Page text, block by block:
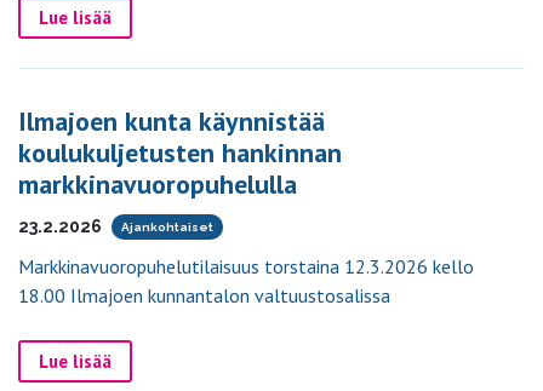
Lue lisää
Ilmajoen kunta käynnistää
koulukuljetusten hankinnan
markkinavuoropuhelulla
23.2.2026 Ajankohtaiset
Markkinavuoropuhelutilaisuus torstaina 12.3.2026 kello
18.00 Ilmajoen kunnantalon valtuustosalissa
Lue lisää